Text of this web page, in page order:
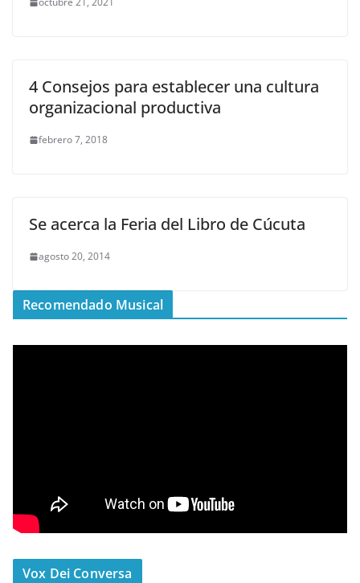
4 Consejos para establecer una cultura
organizacional productiva
febrero 7, 2018
Se acerca la Feria del Libro de Cúcuta
agosto 20, 2014
Recomendado Musical
Vox Dei Conversa